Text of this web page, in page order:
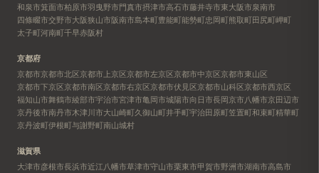
和泉市箕面市柏原市羽曳野市門真市摂津市高石市藤井寺市東大阪市泉南市
四條畷市交野市大阪狭山市阪南市島本町豊能町能勢町忠岡町熊取町田尻町岬町
太子町河南町千早赤阪村
京都府
京都市京都市北区京都市上京区京都市左京区京都市中京区京都市東山区
京都市下京区京都市南区京都市右京区京都市伏見区京都市山科区京都市西京区
福知山市舞鶴市綾部市宇治市宮津市亀岡市城陽市向日市長岡京市八幡市京田辺市
京丹後市南丹市木津川市大山崎町久御山町井手町宇治田原町笠置町和束町精華町
京丹波町伊根町与謝野町南山城村
滋賀県
大津市彦根市長浜市近江八幡市草津市守山市栗東市甲賀市野洲市湖南市高島市